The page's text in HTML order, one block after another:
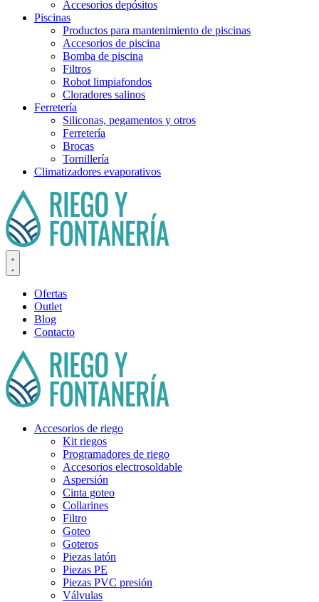
Accesorios depósitos
Piscinas
Productos para mantenimiento de piscinas
Accesorios de piscina
Bomba de piscina
Filtros
Robot limpiafondos
Cloradores salinos
Ferretería
Siliconas, pegamentos y otros
Ferretería
Brocas
Tornillería
Climatizadores evaporativos
Ofertas
Outlet
Blog
Contacto
Accesorios de riego
Kit riegos
Programadores de riego
Accesorios electrosoldable
Aspersión
Cinta goteo
Collarines
Filtro
Goteo
Goteros
Piezas latón
Piezas PE
Piezas PVC presión
Válvulas